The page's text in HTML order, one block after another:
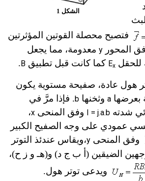
الشكل 1
فتصبح محصلة القوتين المؤثرتين
المحور y معدومة، مما يجعل
للحقل
Ex كما كانت قبل تطبيق B
.
هول عادة، صفيحة مستوية يكون
بعرضها a وثخنها b. فإذا مرَّ في
شدته I = j.a.b وفق المنحى x،
عمودي على وجه الصفيح الكبير
وفق المنحى y،ويقاس عندئذ التوتر
الضيقين (أ ب ج د) و(هـ و ز ح)،
ويدعى توتر هول.